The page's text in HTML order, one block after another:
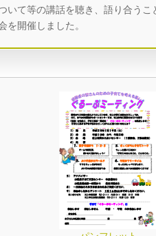
いて等の講話を聴き、語り合う
を開催しました。